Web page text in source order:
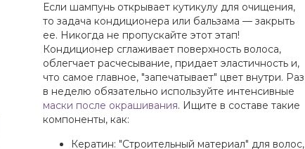
Если шампунь открывает кутикулу для очищения,
то задача кондиционера или бальзама — закрыть
ее. Никогда не пропускайте этот этап!
Кондиционер сглаживает поверхность волоса,
облегчает расчесывание, придает эластичность и,
что самое главное, "запечатывает" цвет внутри. Раз
в неделю обязательно используйте интенсивные
маски после окрашивания. Ищите в составе такие
компоненты, как:
Кератин: "Строительный материал" для волос,